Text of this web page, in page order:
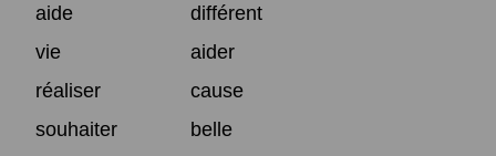
aide
différent
vie
aider
réaliser
cause
souhaiter
belle